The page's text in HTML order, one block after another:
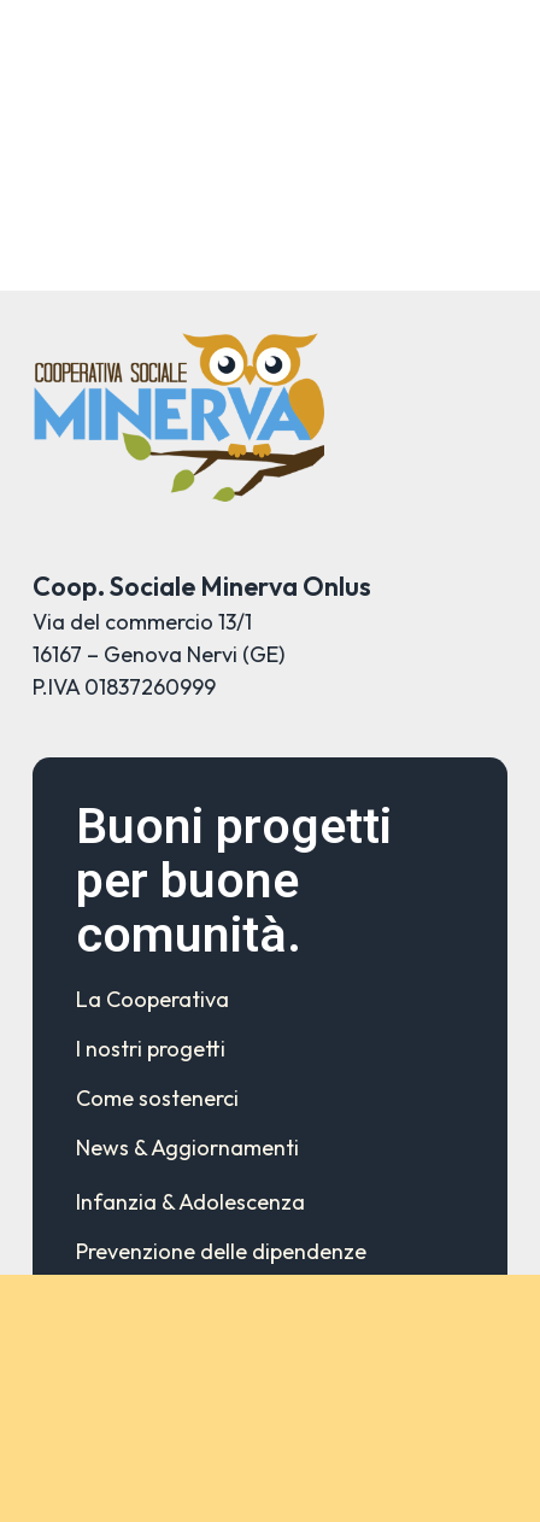
Coop. Sociale Minerva Onlus
Via del commercio 13/1
16167 – Genova Nervi (GE)
P.IVA 01837260999
Buoni progetti
per buone
comunità.
La Cooperativa
I nostri progetti
Come sostenerci
News & Aggiornamenti
Infanzia & Adolescenza
Prevenzione delle dipendenze